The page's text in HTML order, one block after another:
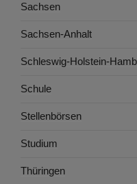
Sachsen
Sachsen-Anhalt
Schleswig-Holstein-
Schule
Stellenbörsen
Studium
Thüringen